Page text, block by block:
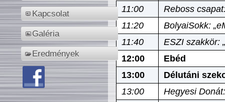
Kapcsolat
Galéria
Eredmények
11:00
Reboss
11:20
BolyaiSokk:
11:40
ESZI szakkör:
12:00
Ebéd
13:00
Délutáni
13:00
Hegyesi